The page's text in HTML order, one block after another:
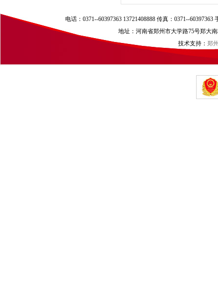
电话：0371--60397363 13721408888 传真：0371--
地址：河南省郑州市大学路75号郑大
技术支持： 郑